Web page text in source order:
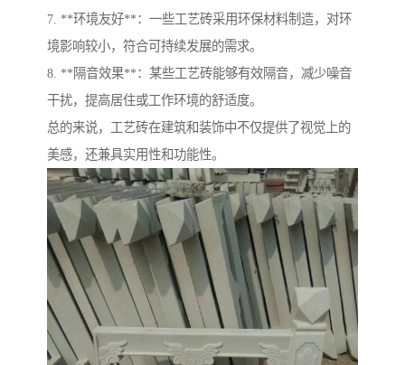
7. **环境友好**：一些工艺砖采用环保材料制造，对环
境影响较小，符合可持续发展的需求。
8. **隔音效果**：某些工艺砖能够有效隔音，减少噪音
干扰，提高居住或工作环境的舒适度。
总的来说，工艺砖在建筑和装饰中不仅提供了视觉上的
美感，还兼具实用性和功能性。